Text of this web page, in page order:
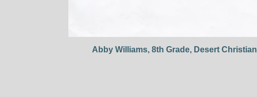
Abby Williams, 8th Grade, Desert Christian